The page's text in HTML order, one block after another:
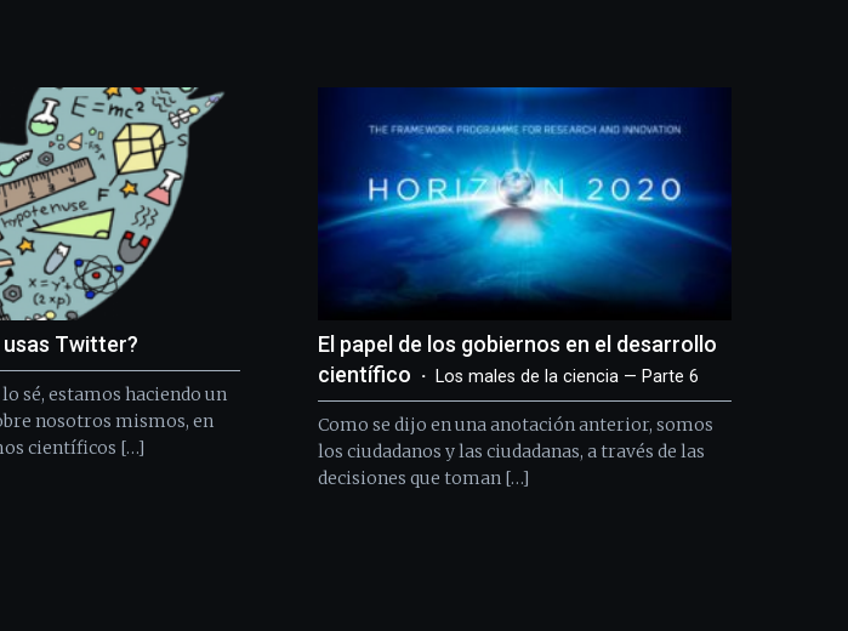
Twitter?
sé, estamos haciendo un
nosotros mismos, en
científicos […]
El papel de los gobiernos en el desarrollo
científico
Los males de la ciencia — Parte 6
Como se dijo en una anotación anterior, somos
los ciudadanos y las ciudadanas, a través de las
decisiones que toman […]